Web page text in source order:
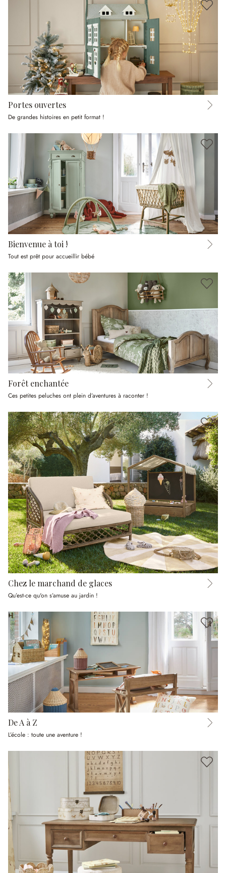
Portes ouvertes
De grandes histoires en petit format !
Bienvenue à toi !
Tout est prêt pour accueillir bébé
Forêt enchantée
Ces petites peluches ont plein d’aventures à raconter !
Chez le marchand de glaces
Qu’est-ce qu'on s’amuse au jardin !
De A à Z
L’école : toute une aventure !